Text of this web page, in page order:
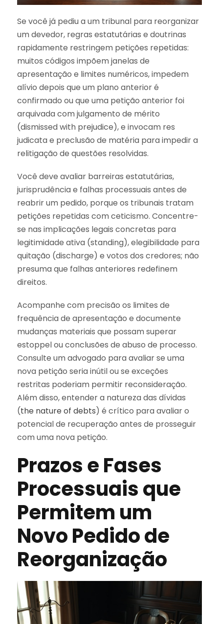
Se você já pediu a um tribunal para reorganizar
um devedor, regras estatutárias e doutrinas
rapidamente restringem petições repetidas:
muitos códigos impõem janelas de
apresentação e limites numéricos, impedem
alívio depois que um plano anterior é
confirmado ou que uma petição anterior foi
arquivada com julgamento de mérito
(dismissed with prejudice), e invocam res
judicata e preclusão de matéria para impedir a
relitigação de questões resolvidas.
Você deve avaliar barreiras estatutárias,
jurisprudência e falhas processuais antes de
reabrir um pedido, porque os tribunais tratam
petições repetidas com ceticismo. Concentre-
se nas implicações legais concretas para
legitimidade ativa (standing), elegibilidade para
quitação (discharge) e votos dos credores; não
presuma que falhas anteriores redefinem
direitos.
Acompanhe com precisão os limites de
frequência de apresentação e documente
mudanças materiais que possam superar
estoppel ou conclusões de abuso de processo.
Consulte um advogado para avaliar se uma
nova petição seria inútil ou se exceções
restritas poderiam permitir reconsideração.
Além disso, entender a natureza das dívidas
(the nature of debts) é crítico para avaliar o
potencial de recuperação antes de prosseguir
com uma nova petição.
Prazos e Fases
Processuais que
Permitem um
Novo Pedido de
Reorganização